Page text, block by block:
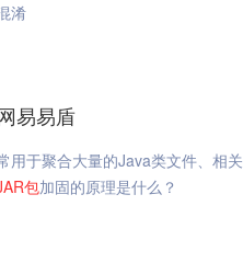
淆
易易盾
用于聚合大量的Java类文件、相
包加固的原理是什么？